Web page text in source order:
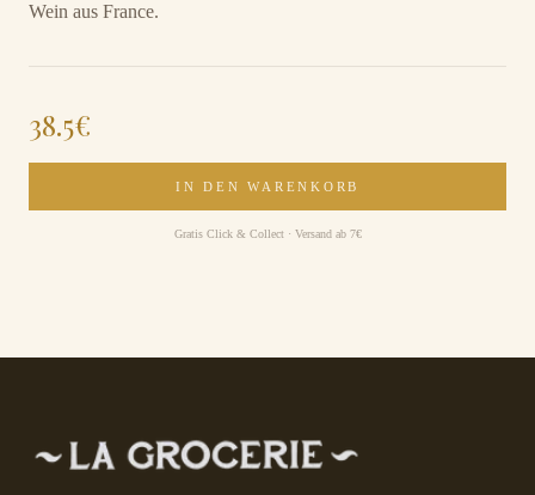
Wein aus France.
38.5€
IN DEN WARENKORB
Gratis Click & Collect · Versand ab 7€